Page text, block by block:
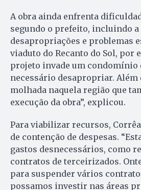
A obra ainda enfrenta
segundo o prefeito, incluindo a
desapropriações e problemas
viaduto do Recanto do Sol, por
projeto invade um condomínio
necessário desapropriar. Além
molhada naquela região que
execução da obra”, explicou.
Para viabilizar recursos,
de contenção de despesas.
gastos desnecessários, como
contratos de terceirizados.
para suspender vários
possamos investir nas áreas